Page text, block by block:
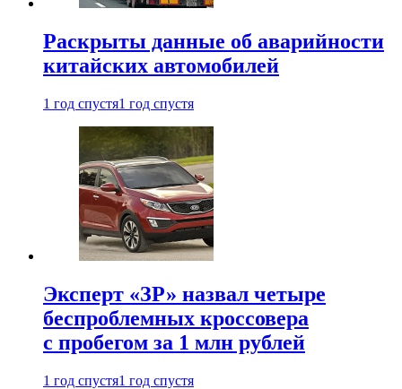
Раскрыты данные об аварийности
китайских автомобилей
1 год спустя1 год спустя
Эксперт «ЗР» назвал четыре
беспроблемных кроссовера
с пробегом за 1 млн рублей
1 год спустя1 год спустя